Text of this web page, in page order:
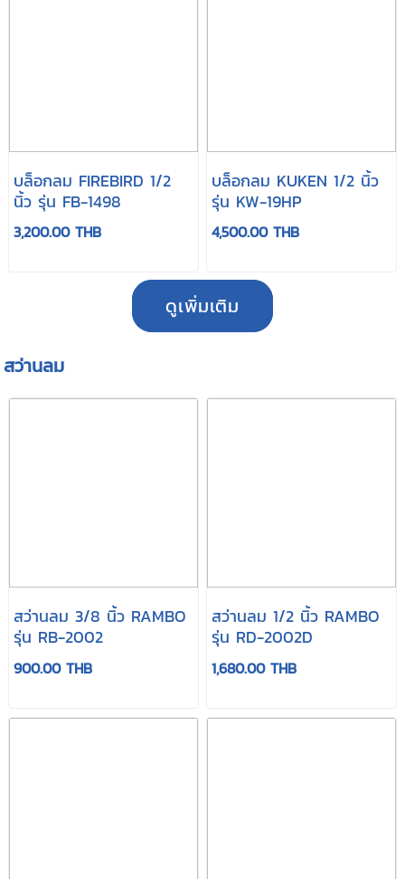
บล็อกลม FIREBIRD 1/2
นิ้ว รุ่น FB-1498
3,200.00 THB
บล็อกลม KUKEN 1/2 นิ้ว
รุ่น KW-19HP
4,500.00 THB
ดูเพิ่มเติม
สว่านลม
สว่านลม 3/8 นิ้ว RAMBO
รุ่น RB-2002
900.00 THB
สว่านลม 1/2 นิ้ว RAMBO
รุ่น RD-2002D
1,680.00 THB